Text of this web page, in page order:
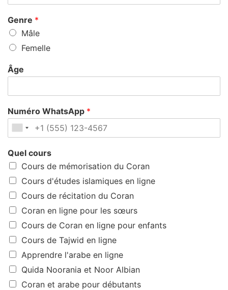
Genre *
Mâle
Femelle
Âge
Numéro WhatsApp *
Quel cours
Cours de mémorisation du Coran
Cours d'études islamiques en ligne
Cours de récitation du Coran
Coran en ligne pour les sœurs
Cours de Coran en ligne pour enfants
Cours de Tajwid en ligne
Apprendre l'arabe en ligne
Quida Noorania et Noor Albian
Coran et arabe pour débutants